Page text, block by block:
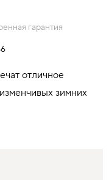
гарантия
отличное
зимних